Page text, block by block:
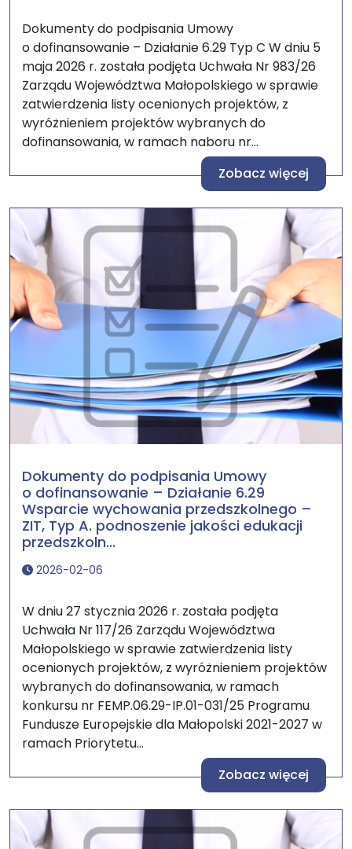
Dokumenty do podpisania Umowy
o dofinansowanie – Działanie 6.29 Typ C W dniu 5
maja 2026 r. została podjęta Uchwała Nr 983/26
Zarządu Województwa Małopolskiego w sprawie
zatwierdzenia listy ocenionych projektów, z
wyróżnieniem projektów wybranych do
dofinansowania, w ramach naboru nr...
Zobacz więcej
Dokumenty do podpisania Umowy
o dofinansowanie – Działanie 6.29
Wsparcie wychowania przedszkolnego –
ZIT, Typ A. podnoszenie jakości edukacji
przedszkoln...
2026-02-06
W dniu 27 stycznia 2026 r. została podjęta
Uchwała Nr 117/26 Zarządu Województwa
Małopolskiego w sprawie zatwierdzenia listy
ocenionych projektów, z wyróżnieniem projektów
wybranych do dofinansowania, w ramach
konkursu nr FEMP.06.29-IP.01-031/25 Programu
Fundusze Europejskie dla Małopolski 2021-2027 w
ramach Priorytetu...
Zobacz więcej